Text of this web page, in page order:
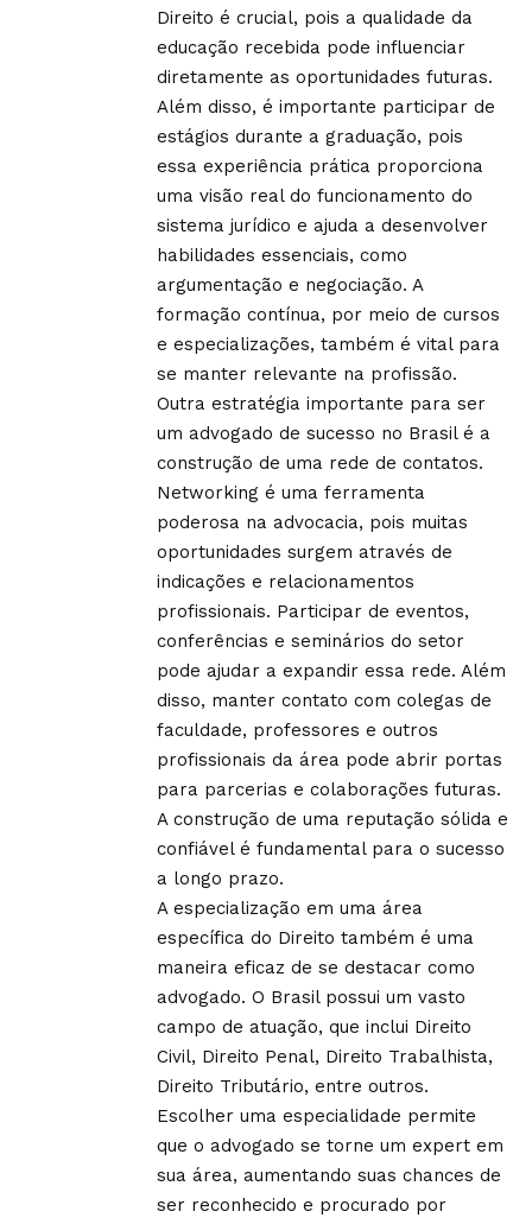
Direito é crucial, pois a qualidade da
educação recebida pode influenciar
diretamente as oportunidades futuras.
Além disso, é importante participar de
estágios durante a graduação, pois
essa experiência prática proporciona
uma visão real do funcionamento do
sistema jurídico e ajuda a desenvolver
habilidades essenciais, como
argumentação e negociação. A
formação contínua, por meio de cursos
e especializações, também é vital para
se manter relevante na profissão.
Outra estratégia importante para ser
um advogado de sucesso no Brasil é a
construção de uma rede de contatos.
Networking é uma ferramenta
poderosa na advocacia, pois muitas
oportunidades surgem através de
indicações e relacionamentos
profissionais. Participar de eventos,
conferências e seminários do setor
pode ajudar a expandir essa rede. Além
disso, manter contato com colegas de
faculdade, professores e outros
profissionais da área pode abrir portas
para parcerias e colaborações futuras.
A construção de uma reputação sólida e
confiável é fundamental para o sucesso
a longo prazo.
A especialização em uma área
específica do Direito também é uma
maneira eficaz de se destacar como
advogado. O Brasil possui um vasto
campo de atuação, que inclui Direito
Civil, Direito Penal, Direito Trabalhista,
Direito Tributário, entre outros.
Escolher uma especialidade permite
que o advogado se torne um expert em
sua área, aumentando suas chances de
ser reconhecido e procurado por